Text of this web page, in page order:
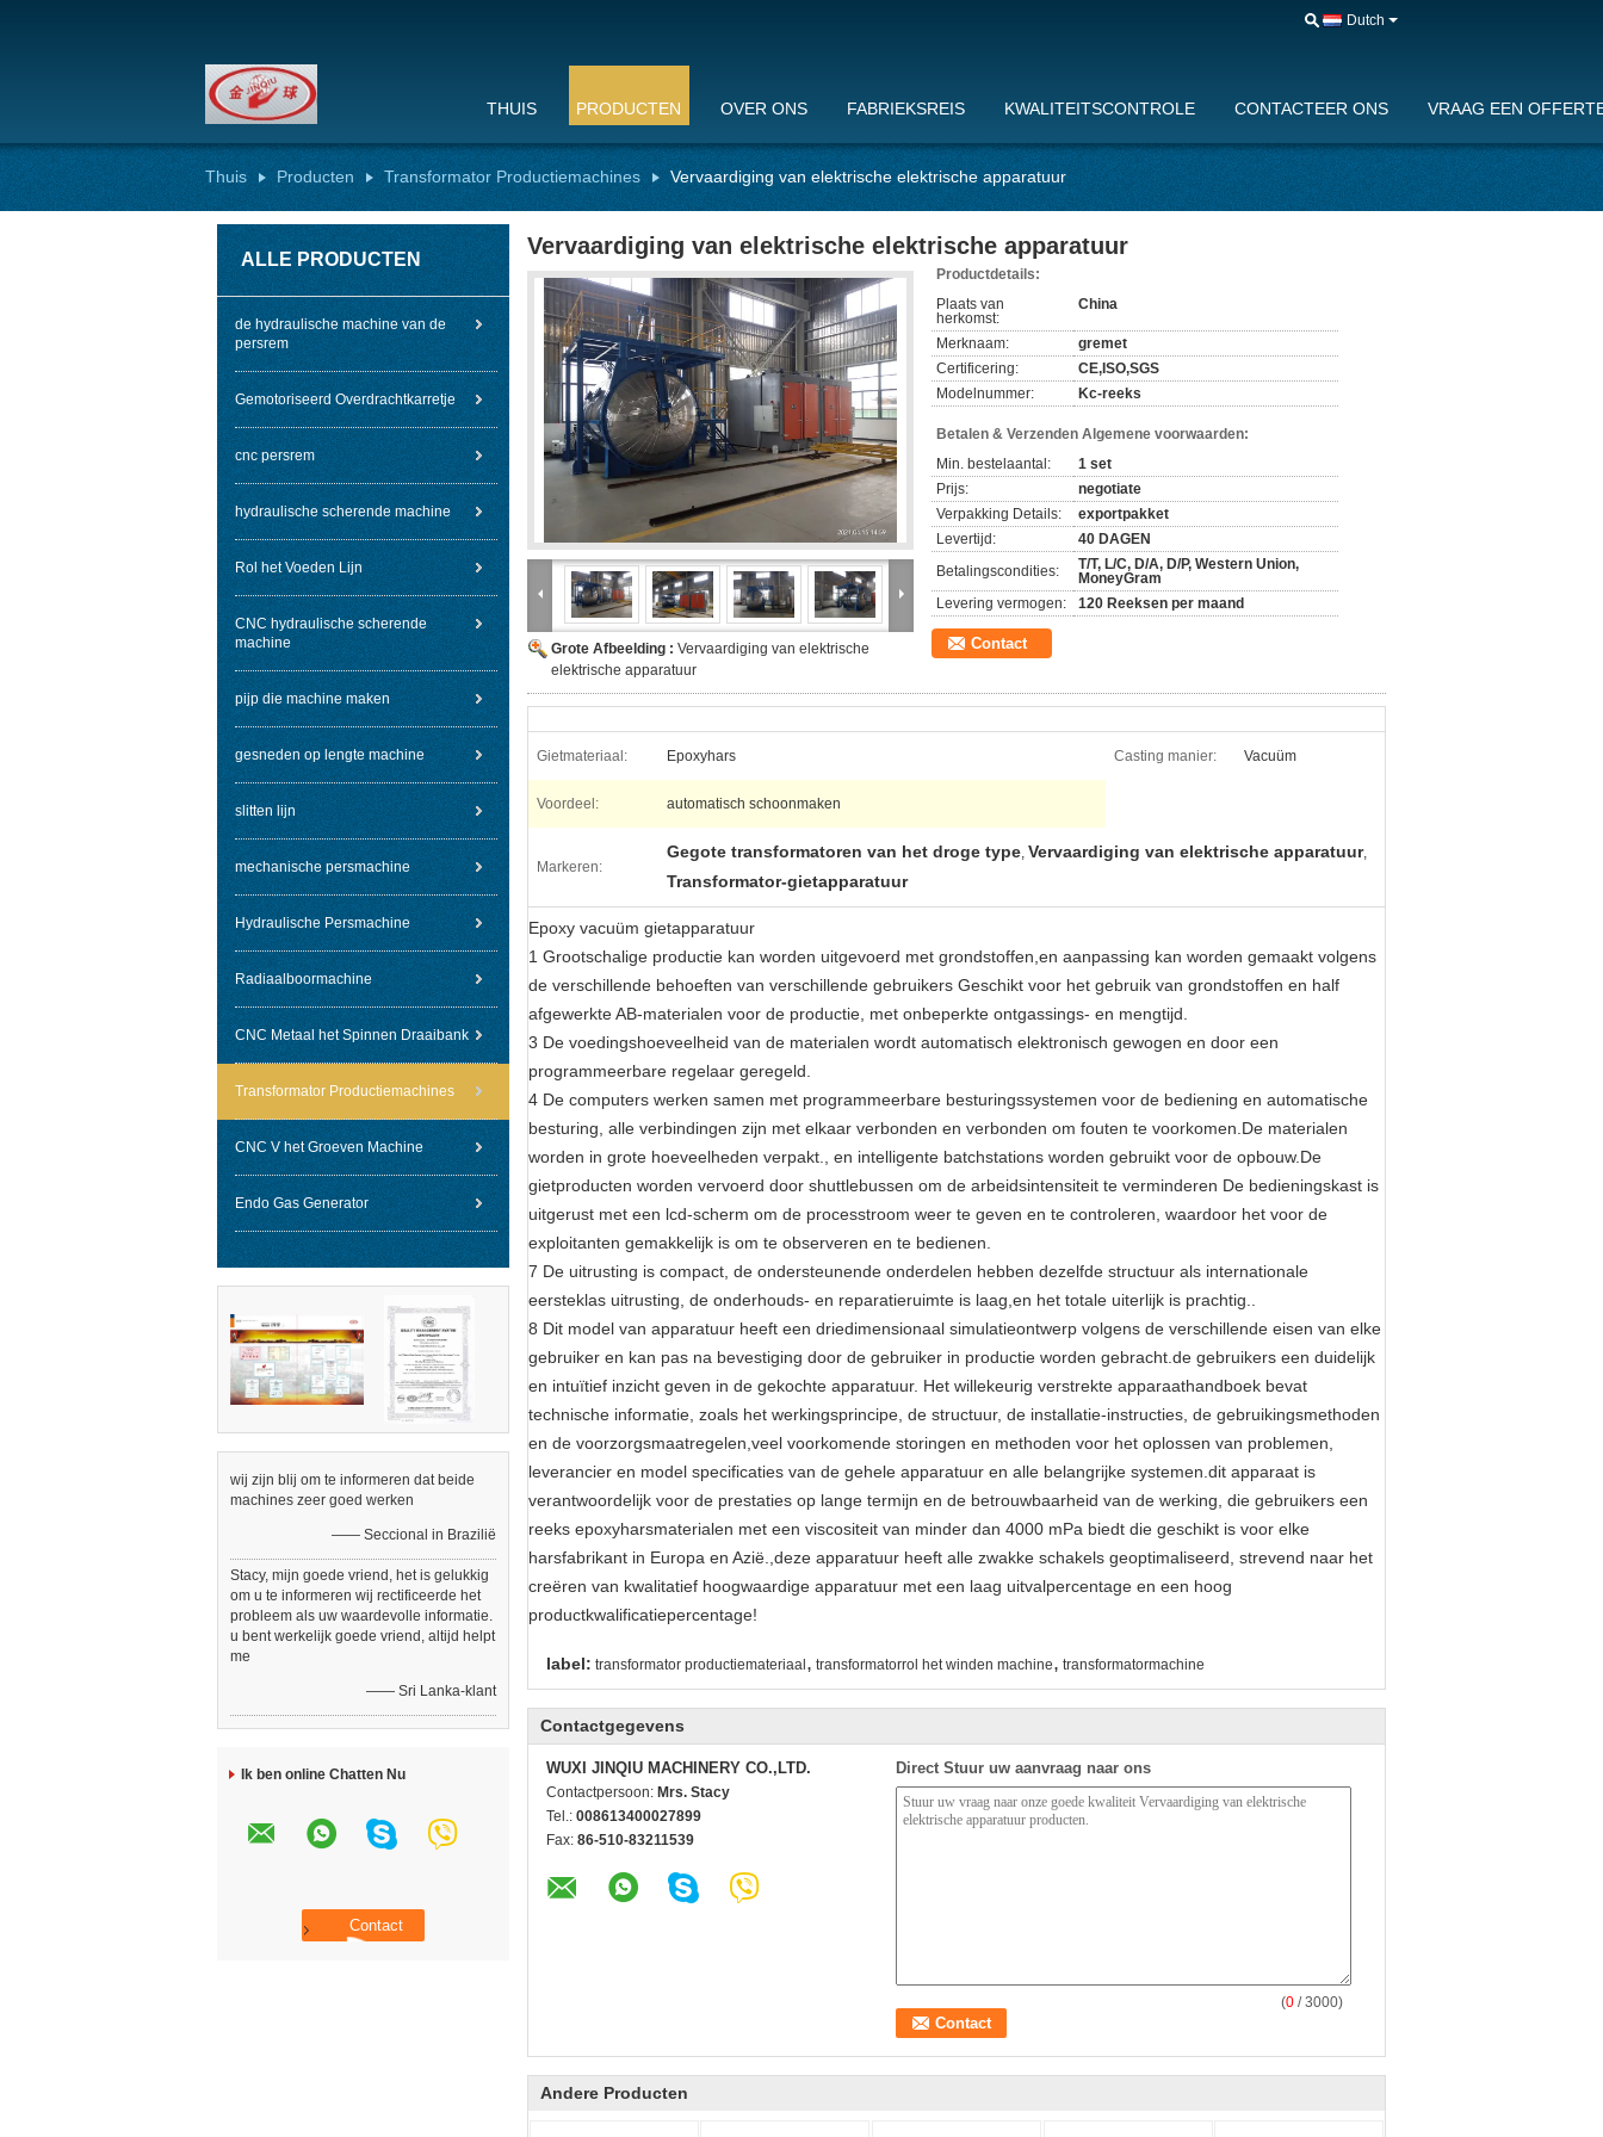
Dutch
THUIS PRODUCTEN OVER ONS FABRIEKSREIS KWALITEITSCONTROLE CONTACTEER ONS VRAAG EEN
Thuis Producten Transformator Productiemachines Vervaardiging van elektrische elektrische apparatuur
ALLE PRODUCTEN
de hydraulische machine van de
persrem
Gemotoriseerd Overdrachtkarretje
cnc persrem
hydraulische scherende machine
Rol het Voeden Lijn
CNC hydraulische scherende
machine
pijp die machine maken
gesneden op lengte machine
slitten lijn
mechanische persmachine
Hydraulische Persmachine
Radiaalboormachine
CNC Metaal het Spinnen Draaibank
Transformator Productiemachines
CNC V het Groeven Machine
Endo Gas Generator
wij zijn blij om te informeren dat beide
machines zeer goed werken
—— Seccional in Brazilië
Stacy, mijn goede vriend, het is gelukkig
om u te informeren wij rectificeerde het
probleem als uw waardevolle informatie.
u bent werkelijk goede vriend, altijd helpt
me
—— Sri Lanka-klant
Ik ben online Chatten Nu
Vervaardiging van elektrische elektrische apparatuur
Grote Afbeelding : Vervaardiging van elektrische
elektrische apparatuur
Productdetails:
Plaats van
herkomst:
China
Merknaam:
gremet
Certificering:
CE,ISO,SGS
Modelnummer:
Kc-reeks
Betalen & Verzenden Algemene voorwaarden:
Min. bestelaantal:
1 set
Prijs:
negotiate
Verpakking Details:
exportpakket
Levertijd:
40 DAGEN
Betalingscondities:
T/T, L/C, D/A, D/P, Western Union,
MoneyGram
Levering vermogen:
120 Reeksen per maand
Contact
Gietmateriaal: Epoxyhars Casting manier: Vacuüm
Voordeel: automatisch schoonmaken
Markeren:
Gegote transformatoren van het droge type, Vervaardiging van elektrische apparatuur,
Transformator-gietapparatuur
Epoxy vacuüm gietapparatuur
1 Grootschalige productie kan worden uitgevoerd met grondstoffen,en aanpassing kan worden gemaakt volgens
de verschillende behoeften van verschillende gebruikers Geschikt voor het gebruik van grondstoffen en half
afgewerkte AB-materialen voor de productie, met onbeperkte ontgassings- en mengtijd.
3 De voedingshoeveelheid van de materialen wordt automatisch elektronisch gewogen en door een
programmeerbare regelaar geregeld.
4 De computers werken samen met programmeerbare besturingssystemen voor de bediening en automatische
besturing, alle verbindingen zijn met elkaar verbonden en verbonden om fouten te voorkomen.De materialen
worden in grote hoeveelheden verpakt., en intelligente batchstations worden gebruikt voor de opbouw.De
gietproducten worden vervoerd door shuttlebussen om de arbeidsintensiteit te verminderen De bedieningskast is
uitgerust met een lcd-scherm om de processtroom weer te geven en te controleren, waardoor het voor de
exploitanten gemakkelijk is om te observeren en te bedienen.
7 De uitrusting is compact, de ondersteunende onderdelen hebben dezelfde structuur als internationale
eersteklas uitrusting, de onderhouds- en reparatieruimte is laag,en het totale uiterlijk is prachtig..
8 Dit model van apparatuur heeft een driedimensionaal simulatieontwerp volgens de verschillende eisen van elke
gebruiker en kan pas na bevestiging door de gebruiker in productie worden gebracht.de gebruikers een duidelijk
en intuïtief inzicht geven in de gekochte apparatuur. Het willekeurig verstrekte apparaathandboek bevat
technische informatie, zoals het werkingsprincipe, de structuur, de installatie-instructies, de gebruikingsmethoden
en de voorzorgsmaatregelen,veel voorkomende storingen en methoden voor het oplossen van problemen,
leverancier en model specificaties van de gehele apparatuur en alle belangrijke systemen.dit apparaat is
verantwoordelijk voor de prestaties op lange termijn en de betrouwbaarheid van de werking, die gebruikers een
reeks epoxyharsmaterialen met een viscositeit van minder dan 4000 mPa biedt die geschikt is voor elke
harsfabrikant in Europa en Azië.,deze apparatuur heeft alle zwakke schakels geoptimaliseerd, strevend naar het
creëren van kwalitatief hoogwaardige apparatuur met een laag uitvalpercentage en een hoog
productkwalificatiepercentage!
label: transformator productiemateriaal , transformatorrol het winden machine, transformatormachine
Contactgegevens
WUXI JINQIU MACHINERY CO.,LTD.
Contactpersoon: Mrs. Stacy
Tel.: 008613400027899
Fax: 86-510-83211539
Direct Stuur uw aanvraag naar ons
(0 / 3000)
Andere Producten